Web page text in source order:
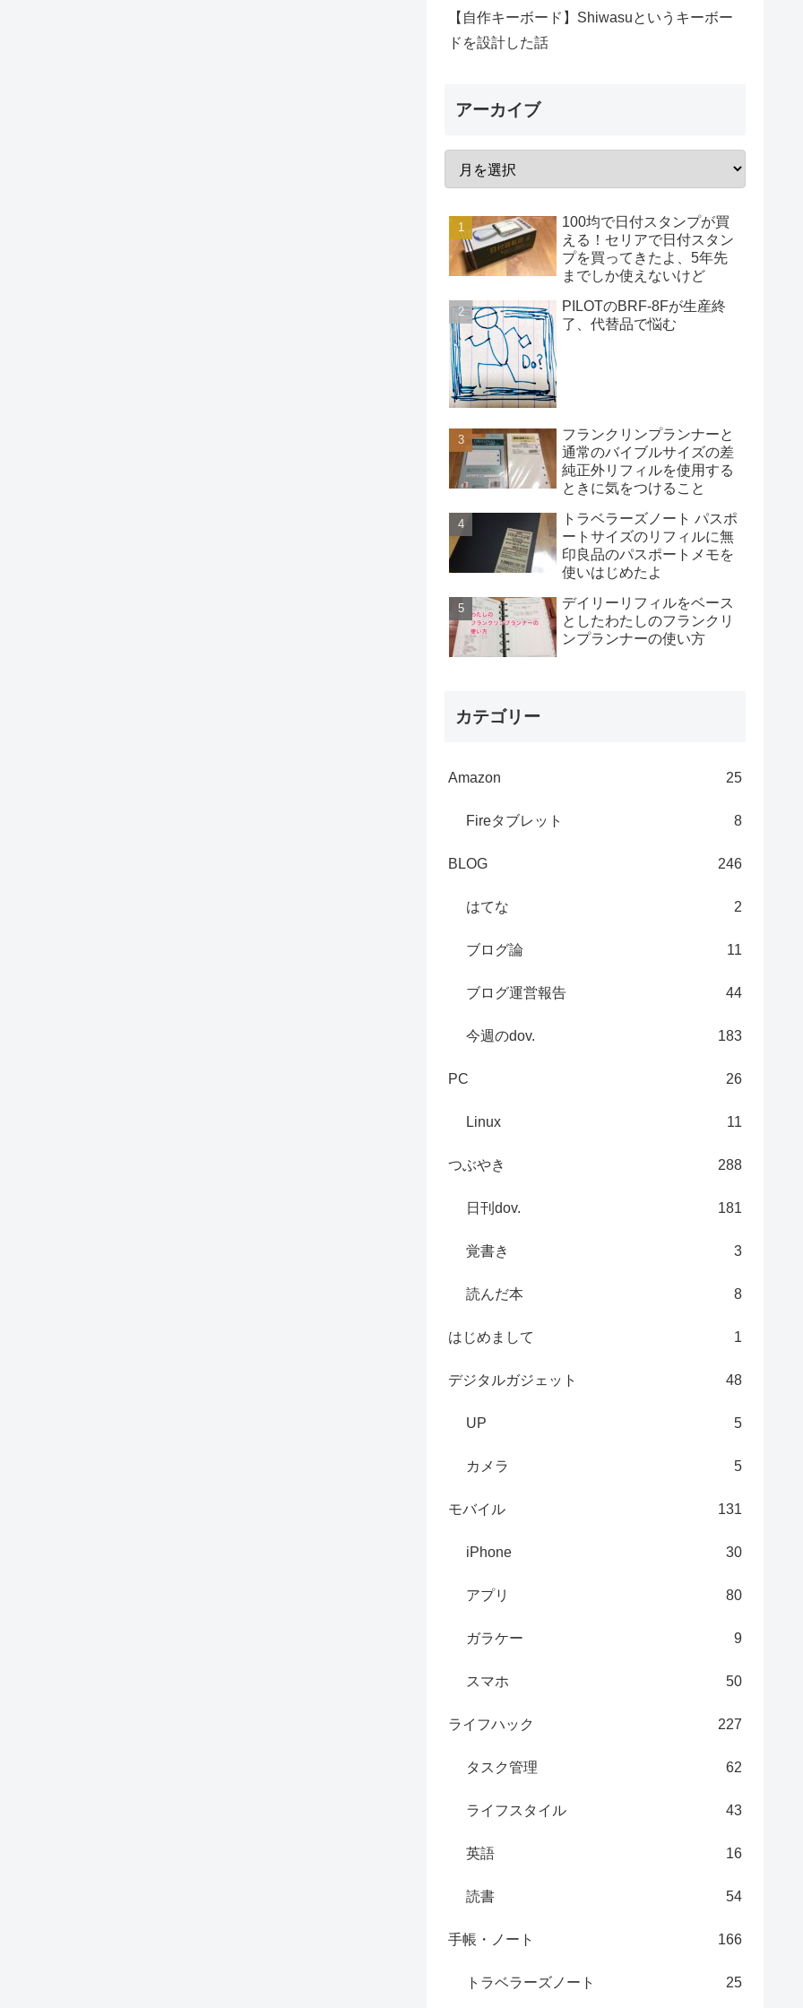
【自作キーボード】Shiwasuというキーボー
ドを設計した話
アーカイブ
100均で日付スタンプが買
える！セリアで日付スタン
プを買ってきたよ、5年先
までしか使えないけど
PILOTのBRF-8Fが生産終
了、代替品で悩む
フランクリンプランナーと
通常のバイブルサイズの差
純正外リフィルを使用する
ときに気をつけること
トラベラーズノート パスポ
ートサイズのリフィルに無
印良品のパスポートメモを
使いはじめたよ
デイリーリフィルをベース
としたわたしのフランクリ
ンプランナーの使い方
カテゴリー
Amazon 25
Fireタブレット 8
BLOG 246
はてな 2
ブログ論 11
ブログ運営報告 44
今週のdov. 183
PC 26
Linux 11
つぶやき 288
日刊dov. 181
覚書き 3
読んだ本 8
はじめまして 1
デジタルガジェット 48
UP 5
カメラ 5
モバイル 131
iPhone 30
アプリ 80
ガラケー 9
スマホ 50
ライフハック 227
タスク管理 62
ライフスタイル 43
英語 16
読書 54
手帳・ノート 166
トラベラーズノート 25